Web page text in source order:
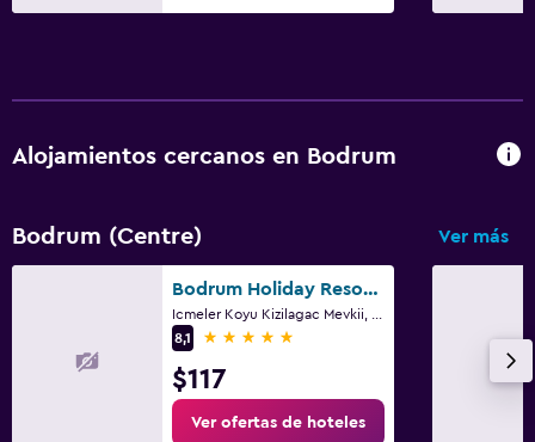
Alojamientos cercanos en Bodrum
Bodrum (Centre) Ver más
Bodrum Holiday Resort & Spa
8,1
5 estrellas
$117
Ver ofertas de hoteles